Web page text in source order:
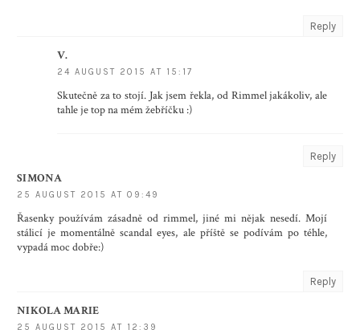
Reply
V.
24 AUGUST 2015 AT 15:17
Skutečně za to stojí. Jak jsem řekla, od Rimmel jakákoliv, ale
tahle je top na mém žebříčku :)
Reply
SIMONA
25 AUGUST 2015 AT 09:49
Řasenky používám zásadně od rimmel, jiné mi nějak nesedí. Mojí
stálicí je momentálně scandal eyes, ale příště se podívám po téhle,
vypadá moc dobře:)
Reply
NIKOLA MARIE
25 AUGUST 2015 AT 12:39